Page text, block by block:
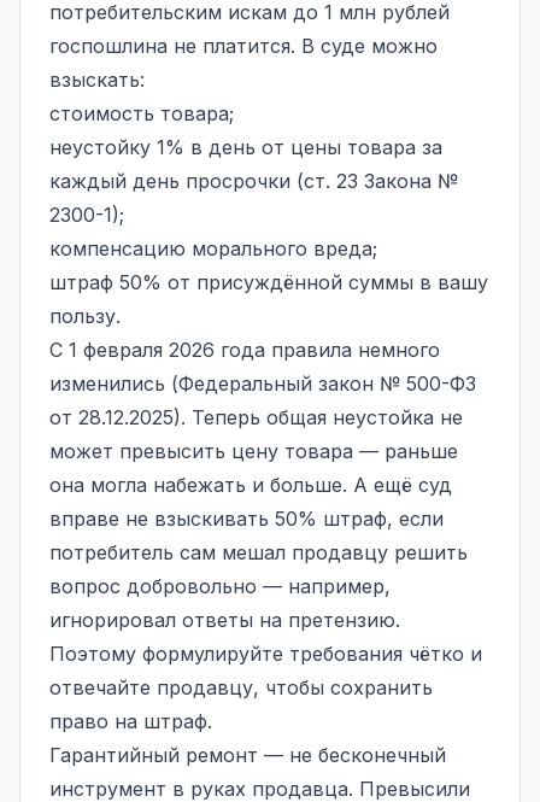
потребительским искам до 1 млн рублей
госпошлина не платится. В суде можно
взыскать:
стоимость товара;
неустойку 1% в день от цены товара за
каждый день просрочки (ст. 23 Закона №
2300-1);
компенсацию морального вреда;
штраф 50% от присуждённой суммы в вашу
пользу.
С 1 февраля 2026 года правила немного
изменились (Федеральный закон № 500-ФЗ
от 28.12.2025). Теперь общая неустойка не
может превысить цену товара — раньше
она могла набежать и больше. А ещё суд
вправе не взыскивать 50% штраф, если
потребитель сам мешал продавцу решить
вопрос добровольно — например,
игнорировал ответы на претензию.
Поэтому формулируйте требования чётко и
отвечайте продавцу, чтобы сохранить
право на штраф.
Гарантийный ремонт — не бесконечный
инструмент в руках продавца. Превысили